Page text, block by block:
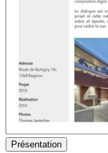
Présentation